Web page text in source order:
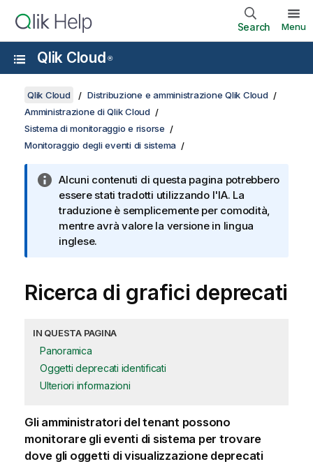
Search Menu
Qlik Cloud ®
Qlik Cloud
Distribuzione e amministrazione Qlik Cloud
Amministrazione di Qlik Cloud
Sistema di monitoraggio e risorse
Monitoraggio degli eventi di sistema
Alcuni contenuti di questa pagina potrebbero
essere stati tradotti utilizzando l'IA. La
traduzione è semplicemente per comodità,
mentre avrà valore la versione in lingua
inglese.
Ricerca di grafici deprecati
IN QUESTA PAGINA
Panoramica
Oggetti deprecati identificati
Ulteriori informazioni
Gli amministratori del tenant possono
monitorare gli eventi di sistema per trovare
dove gli oggetti di visualizzazione deprecati